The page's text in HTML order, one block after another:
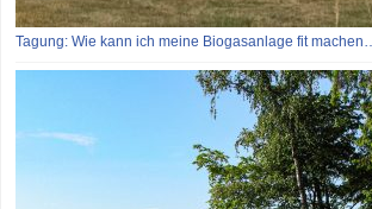
Tagung: Wie kann ich meine Biogasanlage fit machen…